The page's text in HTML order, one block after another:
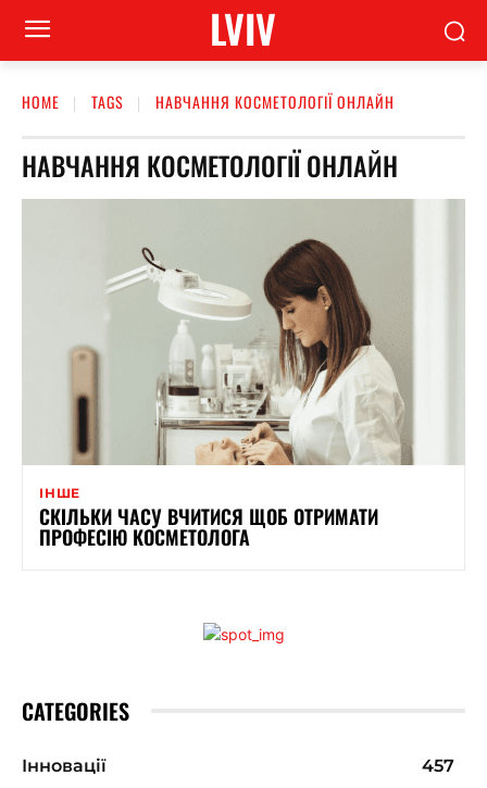
LVIV
HOME TAGS НАВЧАННЯ КОСМЕТОЛОГІЇ ОНЛАЙН
НАВЧАННЯ КОСМЕТОЛОГІЇ ОНЛАЙН
ІНШЕ
СКІЛЬКИ ЧАСУ ВЧИТИСЯ ЩОБ ОТРИМАТИ
ПРОФЕСIЮ КОСМЕТОЛОГА
CATEGORIES
Інновації
457